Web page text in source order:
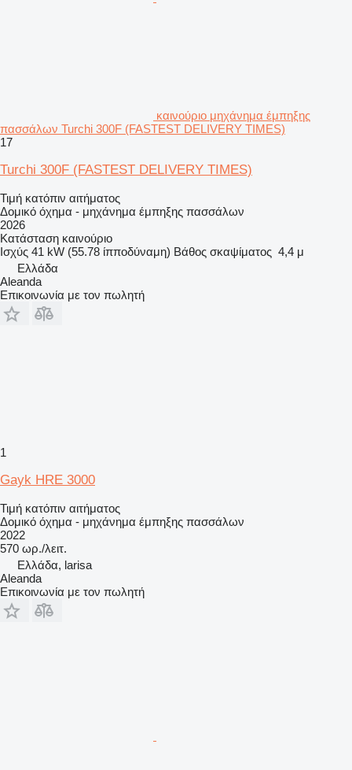
καινούριο μηχάνημα έμπηξης
πασσάλων Turchi 300F (FASTEST DELIVERY TIMES)
17
Turchi 300F (FASTEST DELIVERY TIMES)
Τιμή κατόπιν αιτήματος
Δομικό όχημα - μηχάνημα έμπηξης πασσάλων
2026
Κατάσταση καινούριο
Ισχύς 41 kW (55.78 ίπποδύναμη) Βάθος σκαψίματος 4,4 μ
Ελλάδα
Aleanda
Επικοινωνία με τον πωλητή
1
Gayk HRE 3000
Τιμή κατόπιν αιτήματος
Δομικό όχημα - μηχάνημα έμπηξης πασσάλων
2022
570 ωρ./λειτ.
Ελλάδα, larisa
Aleanda
Επικοινωνία με τον πωλητή